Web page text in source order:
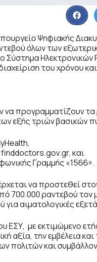
Ψηφιακής
όλων των
Σύστημα
του χρόνου
προγραμματίζουν
εξής τριών βασικών
και
Γραμμής «1566».
να προστεθεί
700.000 ραντεβού
αιματολογικές
ΕΣΥ, με εκτιμώμενο
αξία, την εμβέλεια
πολιτών και